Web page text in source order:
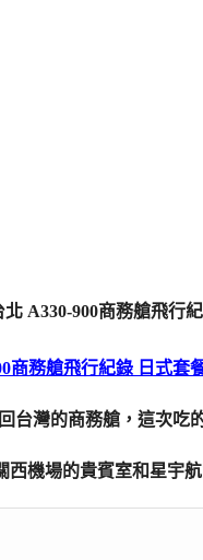
商務艙飛行紀錄 日式套
台灣的商務艙，這次吃
機場的貴賓室和星宇